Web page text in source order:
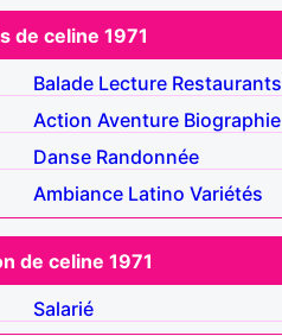
de celine 1971
Balade Lecture Restaurants
Action Aventure Biographie
Danse Randonnée
Ambiance Latino Variétés
de celine 1971
Salarié